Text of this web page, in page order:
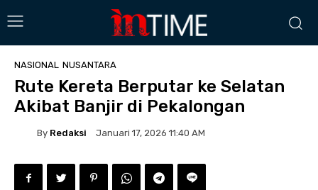
NASIONAL NUSANTARA
Rute Kereta Berputar ke Selatan
Akibat Banjir di Pekalongan
By Redaksi Januari 17, 2026 11:40 AM